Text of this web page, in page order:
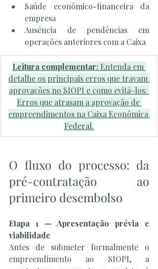
Saúde econômico-financeira da
empresa
Ausência de pendências em
operações anteriores com a Caixa
Leitura complementar: Entenda em
detalhe os principais erros que travam
aprovações no SIOPI e como evitá-los:
Erros que atrasam a aprovação de
empreendimentos na Caixa Econômica
Federal.
O fluxo do processo: da
pré-contratação ao
primeiro desembolso
Etapa 1 — Apresentação prévia e
viabilidade
Antes de submeter formalmente o
empreendimento ao SIOPI, a